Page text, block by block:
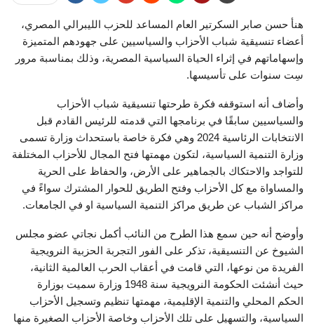
هنأ حسن صابر السكرتير العام المساعد للحزب الليبرالي المصري،
أعضاء تنسيقية شباب الأحزاب والسياسيين على جهودهم المتميزة
وإسهاماتهم في إثراء الحياة السياسية المصرية، وذلك بمناسبة مرور
سِت سنوات على تأسيسها.
وأضاف أنه استوقفه فكرة طرحتها تنسيقية شباب الأحزاب
والسياسيين سابقًا في برنامجها التي قدمته للرئيس القادم قبل
الانتخابات الرئاسية 2024 وهي فكرة خاصة باستحداث وزارة تسمى
وزارة التنمية السياسية، لتكون مهمتها فتح المجال للأحزاب المختلفة
للتواجد والاحتكاك بالجماهير على الأرض، والحفاظ على الحرية
والمساواة مع كل الأحزاب وفتح الطريق للحوار المشترك سواءً في
مراكز الشباب عن طريق مراكز التنمية السياسية او في الجامعات.
وأوضح أنه حين سمع هذا الطرح من النائب أكمل نجاتي عضو مجلس
الشيوخ عن التنسيقية، تذكر على الفور التجربة الحزبية النرويجية
الفريدة من نوعها، التي قامت في أعقاب الحرب العالمية الثانية،
حيث أنشئت الحكومة النرويجية سنة 1948 وزارة سميت بوزارة
الحكم المحلي والتنمية الإقليمية، مهمتها تنظيم وتسجيل الأحزاب
السياسية، والتسهيل على تلك الأحزاب وخاصة الأحزاب الصغيرة منها